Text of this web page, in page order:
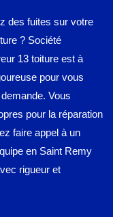
des fuites sur votre
? Société
13 toiture est à
pour vous
Vous
pour la réparation
faire appel à un
en Saint Remy
rigueur et